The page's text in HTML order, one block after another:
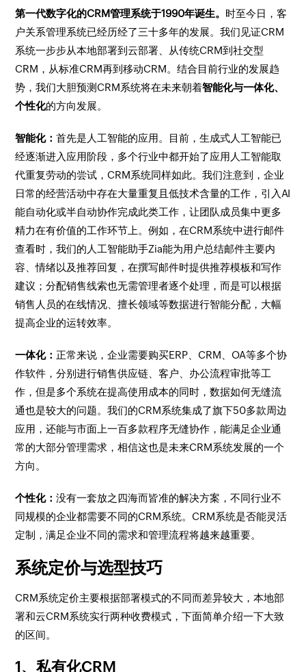
第一代数字化的CRM管理系统于1990年诞生。 时至今日，客
户关系管理系统已经历经了三十多年的发展。我们见证CRM
系统一步步从本地部署到云部署、从传统CRM到社交型
CRM，从标准CRM再到移动CRM。结合目前行业的发展趋
势，我们大胆预测CRM系统将在未来朝着智能化与一体化、
个性化的方向发展。
智能化：首先是人工智能的应用。目前，生成式人工智能已
经逐渐进入应用阶段，多个行业中都开始了应用人工智能取
代重复劳动的尝试，CRM系统同样如此。我们注意到，企业
日常的经营活动中存在大量重复且低技术含量的工作，引入AI
能自动化或半自动协作完成此类工作，让团队成员集中更多
精力在有价值的工作环节上。例如，在CRM系统中进行邮件
查看时，我们的人工智能助手Zia能为用户总结邮件主要内
容、情绪以及推荐回复，在撰写邮件时提供推荐模板和写作
建议；分配销售线索也无需管理者逐个处理，而是可以根据
销售人员的在线情况、擅长领域等数据进行智能分配，大幅
提高企业的运转效率。
一体化： 正常来说，企业需要购买ERP、CRM、OA等多个协
作软件，分别进行销售供应链、客户、办公流程审批等工
作，但是多个系统在提高使用成本的同时，数据如何无缝流
通也是较大的问题。我们的CRM系统集成了旗下50多款周边
应用，还能与市面上一百多款程序无缝协作，能满足企业通
常的大部分管理需求，相信这也是未来CRM系统发展的一个
方向。
个性化：没有一套放之四海而皆准的解决方案，不同行业不
同规模的企业都需要不同的CRM系统。CRM系统是否能灵活
定制，满足企业不同的需求和管理流程将越来越重要。
系统定价与选型技巧
CRM系统定价主要根据部署模式的不同而差异较大，本地部
署和云CRM系统实行两种收费模式，下面简单介绍一下大致
的区间。
1、私有化CRM